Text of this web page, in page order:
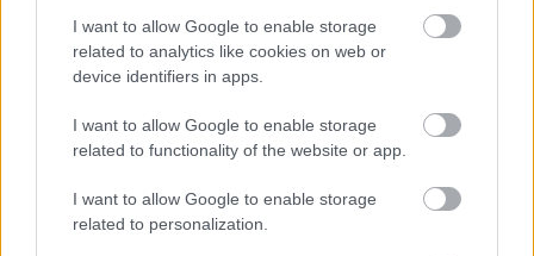
I want to allow Google to enable storage
related to analytics like cookies on web or
device identifiers in apps.
I want to allow Google to enable storage
related to functionality of the website or app.
I want to allow Google to enable storage
related to personalization.
Εκπαιδευτική εκδρομή στο Καρναβαλικό εργαστήρι
Πατρών από το ΚΔΑΠ Ροιτίκων ΦΩΤΟ